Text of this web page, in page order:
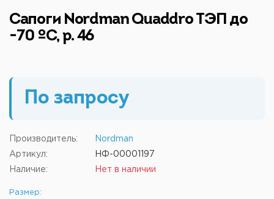
Сапоги Nordman Quaddro ТЭП до
-70 ºС, р. 46
По запросу
Производитель: Nordman
Артикул: НФ-00001197
Наличие: Нет в наличии
Размер: